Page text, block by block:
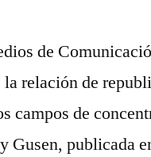
de
la relación de
campos de
Gusen, publicada